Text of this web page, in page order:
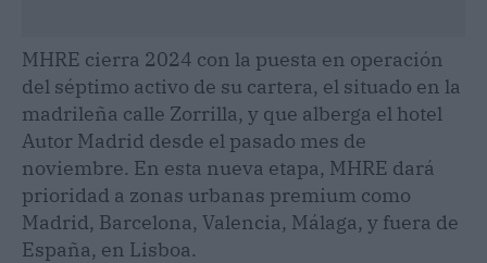
MHRE cierra 2024 con la puesta en operación
del séptimo activo de su cartera, el situado en la
madrileña calle Zorrilla, y que alberga el hotel
Autor Madrid desde el pasado mes de
noviembre. En esta nueva etapa, MHRE dará
prioridad a zonas urbanas premium como
Madrid, Barcelona, Valencia, Málaga, y fuera de
España, en Lisboa.